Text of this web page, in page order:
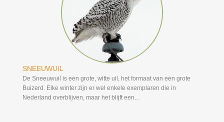
SNEEUWUIL
De Sneeuwuil is een grote, witte uil, het formaat van een grote
Buizerd. Elke winter zijn er wel enkele exemplaren die in
Nederland overblijven, maar het blijft een...